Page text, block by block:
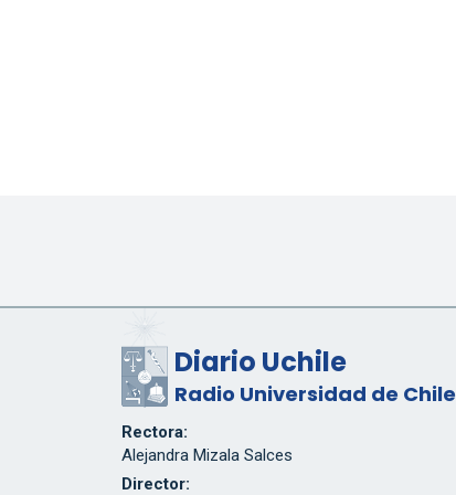
Diario Uchile
Radio Universidad de Chile
Rectora:
Alejandra Mizala Salces
Director: